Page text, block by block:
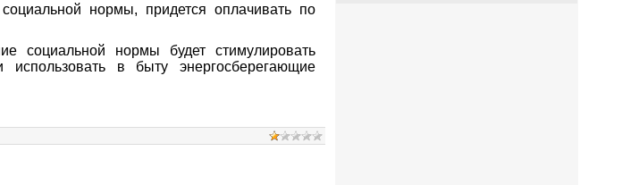
нормы, придется оплачивать по
социальной нормы будет стимулировать
использовать в быту энергосберегающие